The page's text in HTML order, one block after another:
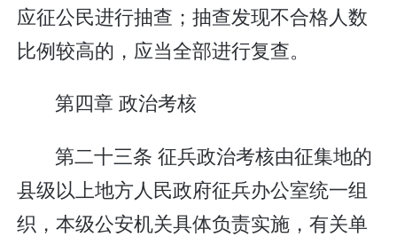
应征公民进行抽查；抽查发现不合格人数
比例较高的，应当全部进行复查。
第四章 政治考核
第二十三条 征兵政治考核由征集地的
县级以上地方人民政府征兵办公室统一组
织，本级公安机关具体负责实施，有关单